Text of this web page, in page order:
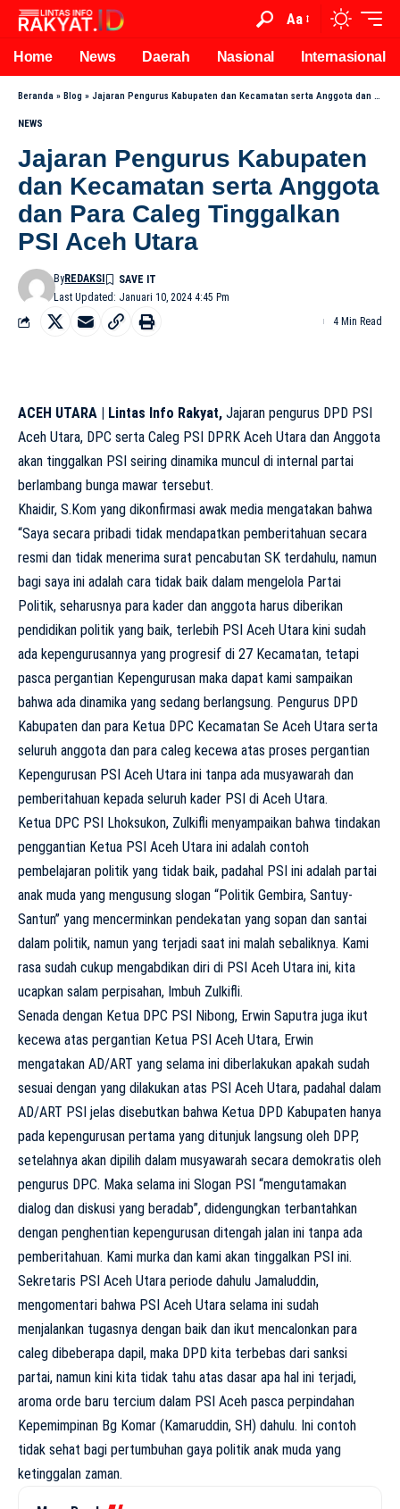
Aa
Home News Daerah Nasional Internasional
Beranda » Blog » Jajaran Pengurus Kabupaten dan Kecamatan serta Anggota dan Para Caleg Tinggalkan PSI Aceh Utara
NEWS
Jajaran Pengurus Kabupaten
dan Kecamatan serta Anggota
dan Para Caleg Tinggalkan
PSI Aceh Utara
Last Updated: Januari 10, 2024 4:45 Pm
ByREDAKSI
4 Min Read
ACEH UTARA | Lintas Info Rakyat, Jajaran pengurus DPD PSI
Aceh Utara, DPC serta Caleg PSI DPRK Aceh Utara dan Anggota
akan tinggalkan PSI seiring dinamika muncul di internal partai
berlambang bunga mawar tersebut.
Khaidir, S.Kom yang dikonfirmasi awak media mengatakan bahwa
“Saya secara pribadi tidak mendapatkan pemberitahuan secara
resmi dan tidak menerima surat pencabutan SK terdahulu, namun
bagi saya ini adalah cara tidak baik dalam mengelola Partai
Politik, seharusnya para kader dan anggota harus diberikan
pendidikan politik yang baik, terlebih PSI Aceh Utara kini sudah
ada kepengurusannya yang progresif di 27 Kecamatan, tetapi
pasca pergantian Kepengurusan maka dapat kami sampaikan
bahwa ada dinamika yang sedang berlangsung. Pengurus DPD
Kabupaten dan para Ketua DPC Kecamatan Se Aceh Utara serta
seluruh anggota dan para caleg kecewa atas proses pergantian
Kepengurusan PSI Aceh Utara ini tanpa ada musyawarah dan
pemberitahuan kepada seluruh kader PSI di Aceh Utara.
Ketua DPC PSI Lhoksukon, Zulkifli menyampaikan bahwa tindakan
penggantian Ketua PSI Aceh Utara ini adalah contoh
pembelajaran politik yang tidak baik, padahal PSI ini adalah partai
anak muda yang mengusung slogan “Politik Gembira, Santuy-
Santun” yang mencerminkan pendekatan yang sopan dan santai
dalam politik, namun yang terjadi saat ini malah sebaliknya. Kami
rasa sudah cukup mengabdikan diri di PSI Aceh Utara ini, kita
ucapkan salam perpisahan, Imbuh Zulkifli.
Senada dengan Ketua DPC PSI Nibong, Erwin Saputra juga ikut
kecewa atas pergantian Ketua PSI Aceh Utara, Erwin
mengatakan AD/ART yang selama ini diberlakukan apakah sudah
sesuai dengan yang dilakukan atas PSI Aceh Utara, padahal dalam
AD/ART PSI jelas disebutkan bahwa Ketua DPD Kabupaten hanya
pada kepengurusan pertama yang ditunjuk langsung oleh DPP,
setelahnya akan dipilih dalam musyawarah secara demokratis oleh
pengurus DPC. Maka selama ini Slogan PSI “mengutamakan
dialog dan diskusi yang beradab”, didengungkan terbantahkan
dengan penghentian kepengurusan ditengah jalan ini tanpa ada
pemberitahuan. Kami murka dan kami akan tinggalkan PSI ini.
Sekretaris PSI Aceh Utara periode dahulu Jamaluddin,
mengomentari bahwa PSI Aceh Utara selama ini sudah
menjalankan tugasnya dengan baik dan ikut mencalonkan para
caleg dibeberapa dapil, maka DPD kita terbebas dari sanksi
partai, namun kini kita tidak tahu atas dasar apa hal ini terjadi,
aroma orde baru tercium dalam PSI Aceh pasca perpindahan
Kepemimpinan Bg Komar (Kamaruddin, SH) dahulu. Ini contoh
tidak sehat bagi pertumbuhan gaya politik anak muda yang
ketinggalan zaman.